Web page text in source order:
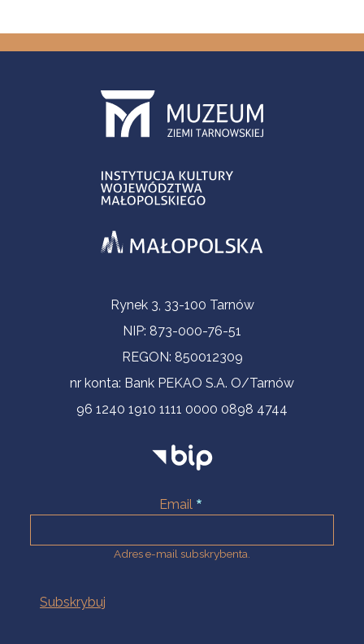
Informacje kontaktoweRynek 3, 33-100 Tarnów
NIP: 873-000-76-51
REGON: 850012309
nr konta: Bank PEKAO S.A. O/Tarnów
96 1240 1910 1111 0000 0898 4744
Email
Adres e-mail subskrybenta.